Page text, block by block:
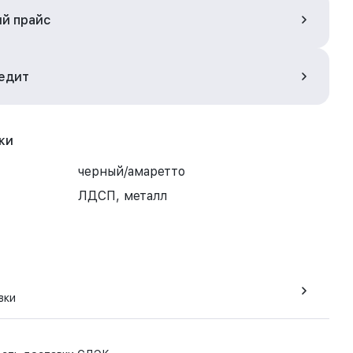
прайс
черный/амаретто
ЛДСП, металл